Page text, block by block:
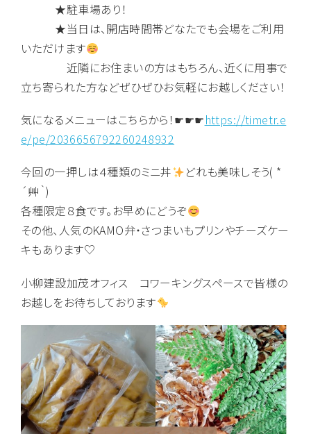
★駐車場あり！
★当日は、開店時間帯どなたでも会場をご利用
いただけます
近隣にお住まいの方はもちろん、近くに用事で
立ち寄られた方などぜひぜひお気軽にお越しください！
気になるメニューはこちらから！☛☛☛https://timetr.e
e/pe/2036656792260248932
今回の一押しは４種類のミニ丼
どれも美味しそう( *
´艸｀)
各種限定８食です。お早めにどうぞ
その他、人気のKAMO弁・さつまいもプリンやチーズケー
キもあります♡
小柳建設加茂オフィス コワーキングスペースで皆様の
お越しをお待ちしております